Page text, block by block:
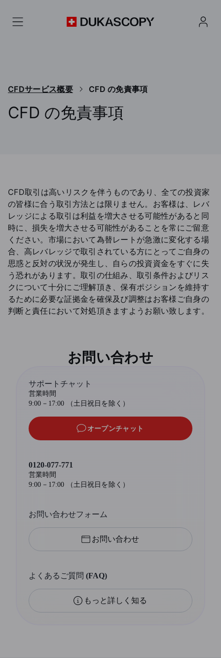
CFDサービス概要 CFD の免責事項
CFD の免責事項
CFD取引は高いリスクを伴うものであり、全ての投資家
の皆様に合う取引方法とは限りません。お客様は、レバ
レッジによる取引は利益を増大させる可能性があると同
時に、損失を増大させる可能性があることを常にご留意
ください。市場において為替レートが急激に変化する場
合、高レバレッジで取引されている方にとってご自身の
思惑と反対の状況が発生し、自らの投資資金をすぐに失
う恐れがあります。取引の仕組み、取引条件およびリス
クについて十分にご理解頂き、保有ポジションを維持す
るために必要な証拠金を確保及び調整はお客様ご自身の
判断と責任において対処頂きますようお願い致します。
お問い合わせ
サポートチャット
営業時間
9:00－17:00 （土日祝日を除く）
オープンチャット
0120-077-771
営業時間
9:00－17:00 （土日祝日を除く）
お問い合わせフォーム
お問い合わせ
よくあるご質問 (FAQ)
もっと詳しく知る